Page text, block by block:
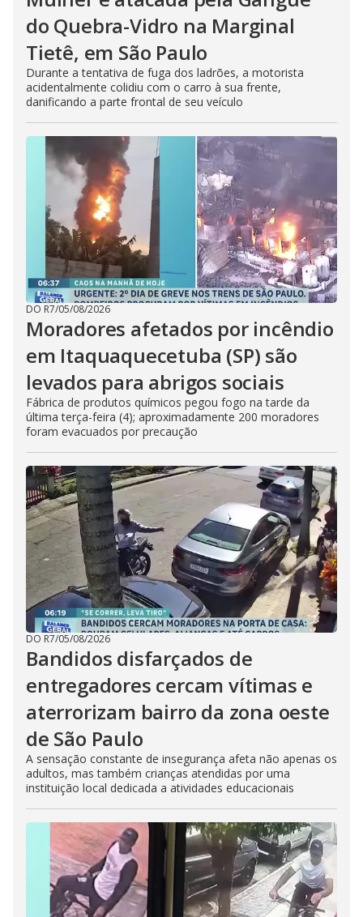
do Quebra-Vidro na Marginal
Tietê, em São Paulo
Durante a tentativa de fuga dos ladrões, a motorista
acidentalmente colidiu com o carro à sua frente,
danificando a parte frontal de seu veículo
DO R7/05/08/2026
Moradores afetados por incêndio
em Itaquaquecetuba (SP) são
levados para abrigos sociais
Fábrica de produtos químicos pegou fogo na tarde da
última terça-feira (4); aproximadamente 200 moradores
foram evacuados por precaução
DO R7/05/08/2026
Bandidos disfarçados de
entregadores cercam vítimas e
aterrorizam bairro da zona oeste
de São Paulo
A sensação constante de insegurança afeta não apenas os
adultos, mas também crianças atendidas por uma
instituição local dedicada a atividades educacionais